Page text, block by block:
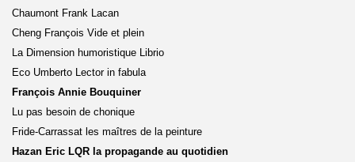
Chaumont Frank Lacan
Cheng François Vide et plein
La Dimension humoristique Librio
Eco Umberto Lector in fabula
François Annie Bouquiner
Lu pas besoin de chonique
Fride-Carrassat les maîtres de la peinture
Hazan Eric LQR la propagande au quotidien